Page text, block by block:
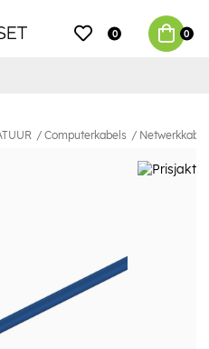
0 0
Computerkabels